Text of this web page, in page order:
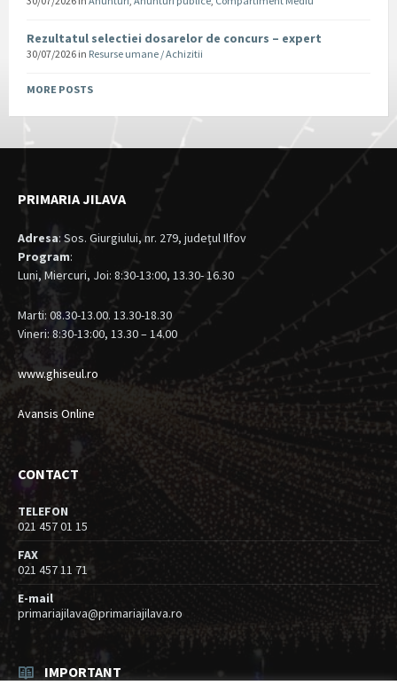
Rezultatul selectiei dosarelor de concurs – expert
30/07/2026 in Resurse umane / Achizitii
MORE POSTS
PRIMARIA JILAVA
Adresa: Sos. Giurgiului, nr. 279, judeţul Ilfov
Program:
Luni, Miercuri, Joi: 8:30-13:00, 13.30- 16.30
Marti: 08.30-13.00. 13.30-18.30
Vineri: 8:30-13:00, 13.30 – 14.00
www.ghiseul.ro
Avansis Online
CONTACT
TELEFON
021 457 01 15
FAX
021 457 11 71
E-mail
primariajilava@primariajilava.ro
IMPORTANT